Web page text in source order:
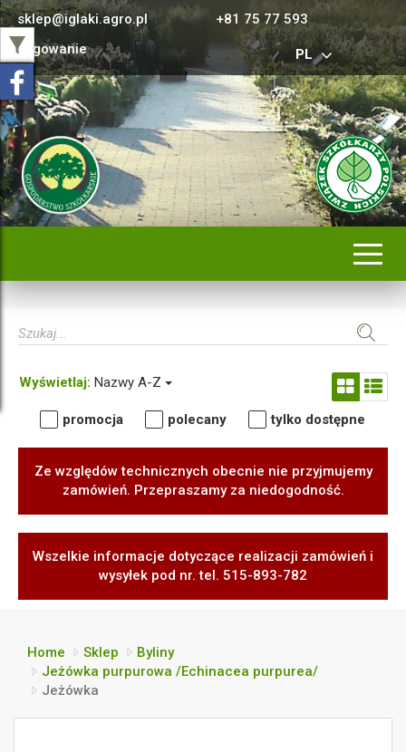
sklep@iglaki.agro.pl
+81 75 77 593
Logowanie
PL
Wyświetlaj: Nazwy A-Z
promocja polecany tylko dostępne
Ze względów technicznych obecnie nie przyjmujemy
zamówień. Przepraszamy za niedogodność.
Wszelkie informacje dotyczące realizacji zamówień i
wysyłek pod nr. tel. 515-893-782
Home Sklep
Byliny
Jeżówka purpurowa /Echinacea purpurea/
Jeżówka